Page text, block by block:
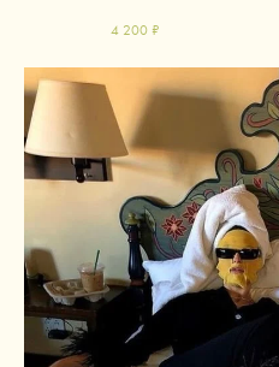
4 200 ₽